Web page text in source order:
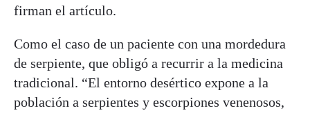
firman el artículo.
Como el caso de un paciente con una mordedura
de serpiente, que obligó a recurrir a la medicina
tradicional. “El entorno desértico expone a la
población a serpientes y escorpiones venenosos,